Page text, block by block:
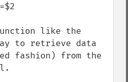
like the
to retrieve data
fashion) from the